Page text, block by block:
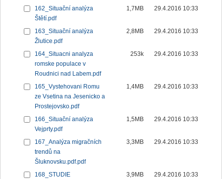
162_Situační analýza
Štětí.pdf
1,7MB 29.4.2016 10:33
163_Situační analýza
Žlutice.pdf
2,8MB 29.4.2016 10:33
164_Situacni analyza
romske populace v
Roudnici nad Labem.pdf
253k 29.4.2016 10:33
165_Vystehovani Romu
ze Vsetina na Jesenicko a
Prostejovsko.pdf
1,4MB 29.4.2016 10:33
166_Situační analýza
Vejprty.pdf
1,5MB 29.4.2016 10:33
167_Analýza migračních
trendů na
Šluknovsku.pdf.pdf
3,3MB 29.4.2016 10:33
168_STUDIE
3,9MB 29.4.2016 10:33